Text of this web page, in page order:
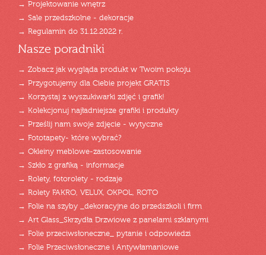
→ Projektowanie wnętrz
→ Sale przedszkolne - dekoracje
→ Regulamin do 31.12.2022 r.
Nasze poradniki
→ Zobacz jak wygląda produkt w Twoim pokoju
→ Przygotujemy dla Ciebie projekt GRATIS
→ Korzystaj z wyszukiwarki zdjęć i grafik!
→ Kolekcjonuj najładniejsze grafiki i produkty
→ Prześlij nam swoje zdjęcie - wytyczne
→ Fototapety- które wybrać?
→ Okleiny meblowe-zastosowanie
→ Szkło z grafiką - informacje
→ Rolety, fotorolety - rodzaje
→ Rolety FAKRO, VELUX, OKPOL, ROTO
→ Folie na szyby _dekoracyjne do przedszkoli i firm
→ Art Glass_Skrzydła Drzwiowe z panelami szklanymi
→ Folie przeciwsłoneczne_ pytanie i odpowiedzi
→ Folie Przeciwsłoneczne i Antywłamaniowe